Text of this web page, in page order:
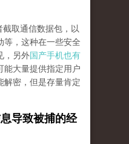
取通信数据包，以
等，这种在一些安全
，另外国产手机也有
能大量提供指定用户
解密，但是存量肯定
导致被捕的经